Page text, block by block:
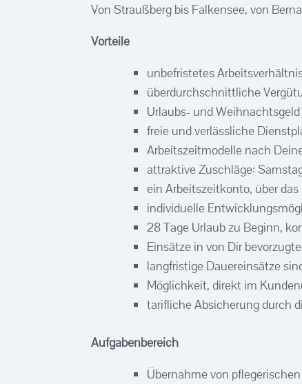
Von Straußberg bis Falkensee, von
Vorteile
unbefristetes
überdurchschnittliche
Urlaubs- und Weihnachtsgeld
freie und verlässliche
Arbeitszeitmodelle nach
attraktive Zuschläge:
ein Arbeitszeitkonto, über
individuelle
28 Tage Urlaub zu Beginn,
Einsätze in von Dir
langfristige Dauereinsätze
Möglichkeit, direkt im
tarifliche Absicherung durch
Aufgabenbereich
Übernahme von